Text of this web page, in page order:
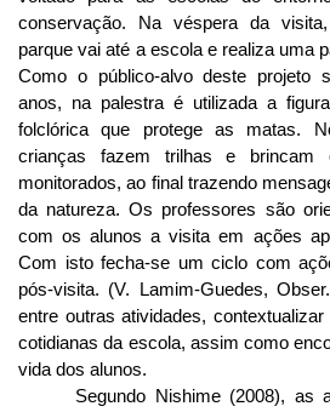
conservação. Na véspera da
parque vai até a escola e realiza uma
Como o público-alvo deste projeto
anos, na palestra é utilizada a
folclórica que protege as matas.
crianças fazem trilhas e
monitorados, ao final trazendo
da natureza. Os professores são
com os alunos a visita em ações
Com isto fecha-se um ciclo com
pós-visita. (V. Lamim-Guedes,
entre outras atividades,
cotidianas da escola, assim como
vida dos alunos.
Segundo Nishime (2008), as